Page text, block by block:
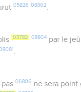
05826 08802
03782 08804par le
.
pas 06806 ne sera point